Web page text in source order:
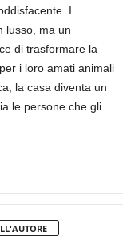
I
lusso, ma un
di trasformare la
i loro amati animali
la casa diventa un
le persone che gli